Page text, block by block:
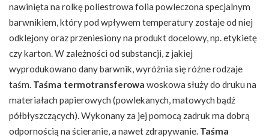
nawinięta na rolkę poliestrowa folia powleczona specjalnym
barwnikiem, który pod wpływem temperatury zostaje od niej
odklejony oraz przeniesiony na produkt docelowy, np. etykietę
czy karton. W zależności od substancji, z jakiej
wyprodukowano dany barwnik, wyróżnia się różne rodzaje
taśm. Taśma termotransferowa woskowa służy do druku na
materiałach papierowych (powlekanych, matowych bądź
półbłyszczących). Wykonany za jej pomocą zadruk ma dobrą
odpornością na ścieranie, a nawet zdrapywanie. Taśma